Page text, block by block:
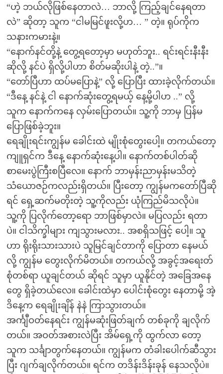
“ဟဲ့ ဘယ်လိုဖြစ်နေတာလဲ… ဘာလို့ ကြည့်ချင်နေရတာ
လဲ” ဆိုတာ့ သူက “ငါမမြင်ဖူးလို့ဟ… ” တဲ့။ ရုပ်ကိုက
သနားကမားနဲ့။
“နောက်နင်တို့နဲ့ တွေ့ရတော့မှာ မဟုတ်ဘူး.. ရင်းရင်းနီးနီး
ဆိုလို့ နင်ပဲ ရှိလို့ပါဟာ စိတ်မဆိုးပါနဲ့ တဲ့..”။
“တော်ပြီဟာ ထပ်မပြောနဲ့” လို့ ပြောပြီး ထားခဲ့လိုက်တယ်။
“ဒီနေ့ နင်နဲ့ ငါ နောက်ဆုံးတွေ့ရမယ့် နေ့မို့ပါဟ ..” လို့
သူက နောက်ကနေ လှမ်းပြောတယ်။ သူ့ကို ဘာမှ ပြန်မ
ပြောဖြစ်ခဲ့ဘူး။
ရေချိုးရင်းကျွန်မ ခေါင်းထဲ မျိုးစုံတွေးပေါ့။ တကယ်တော့
ကျူရှင်က ဒီနေ့ နောက်ဆုံးနေ့ပါ။ နောက်တစ်ပါတ်ဆို
စာမေးပွဲကြီးစပြီလေ။ နောက် ဘာမှန်းညာမှန်းမသိတဲ့
သံယောဇဉ်ကလည်းရှိတယ်။ ပြီးတော့ ကျွန်မကတော်ပြီဆို
ရင် ရှေ့ဆက်မတိုးတဲ့ သူ့ကိုလည်း ယုံကြည်မိသလိုပဲ။
သူ့ကို ပြလိုက်တော့ရော ဘာဖြစ်မှာလဲ။ မပြလည်း ရတာ
ပဲ။ ငါသိက္ခါများ ကျသွားမလား.. အစရှိသဖြင့် ပေါ့။ သူ
ဟာ ရိုးရိုးသားသားပဲ သူမြင်ချင်တာကို ပြောတာ နေမယ်
လို့ ကျွန်မ တွေးလိုက်မိတယ်။ တကယ်လို့ အခွင့်အရေးတ်
စုံတစ်ရာ ယူချင်တယ် ဆိုရင် သူမှာ ယူနိုင်တဲ့ အခြေအနေ
တွေ ရှိခဲ့တယ်လေ။ ခေါင်းထဲမှာ ပေါင်းစုံတွေး နေတာမို့ အဲ့
ဒိနေ့က ရေချိုးချိန် နဲနဲ ကြာသွားတယ်။
အင်္ကျီဝတ်နေရင်း ကျွန်မဆုံးဖြတ်ချက် တစ်ခုကို ချလိုက်
တယ်။ အဝတ်အစားလဲပြီး အိမ်ရှေ့ကို ထွက်လာ တော့
သူက သင်္ချာတွက်နေတယ်။ ကျွန်မက တံခါးပေါက်ဆီသွား
ပြီး ဂျက်ချလိုက်တယ်။ ရင်က တဒိန်းဒိန်းခုန် နေသလိုပဲ။